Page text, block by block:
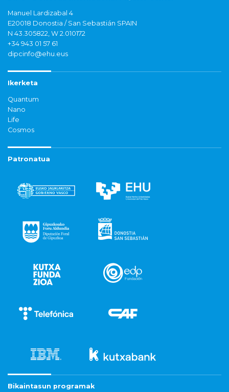
Manuel Lardizabal 4
E20018 Donostia / San Sebastián SPAIN
N 43.305822, W 2.010172
+34 943 01 57 61
dipcinfo@ehu.eus
Ikerketa
Quantum
Nano
Life
Cosmos
Patronatua
Bikaintasun programak